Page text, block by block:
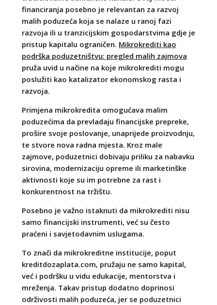
financiranja posebno je relevantan za razvoj
malih poduzeća koja se nalaze u ranoj fazi
razvoja ili u tranzicijskim gospodarstvima gdje je
pristup kapitalu ograničen. Mikrokrediti kao
podrška poduzetništvu: pregled malih zajmova
pruža uvid u načine na koje mikrokrediti mogu
poslužiti kao katalizator ekonomskog rasta i
razvoja.
Primjena mikrokredita omogućava malim
poduzećima da prevladaju financijske prepreke,
prošire svoje poslovanje, unaprijede proizvodnju,
te stvore nova radna mjesta. Kroz male
zajmove, poduzetnici dobivaju priliku za nabavku
sirovina, modernizaciju opreme ili marketinške
aktivnosti koje su im potrebne za rast i
konkurentnost na tržištu.
Posebno je važno istaknuti da mikrokrediti nisu
samo financijski instrumenti, već su često
praćeni i savjetodavnim uslugama.
To znači da mikrokreditne institucije, poput
kreditdozaplata.com, pružaju ne samo kapital,
već i podršku u vidu edukacije, mentorstva i
mreženja. Takav pristup dodatno doprinosi
održivosti malih poduzeća, jer se poduzetnici